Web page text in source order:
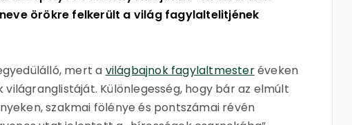
örökre felkerült a világ fagylaltelitjének
mert a világbajnok fagylaltmesteréveken
Különlegesség, hogy bár az elmúlt
szakmai fölénye és pontszámai révén